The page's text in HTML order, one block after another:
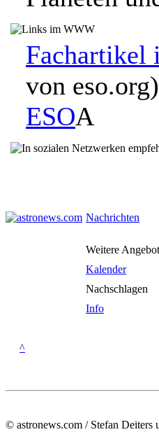
Fachartikel
von eso.org)
ESOA
Nachrichten
Weitere
Kalender
Nachschlagen
Info
^
© astronews.com / Stefan Deiters